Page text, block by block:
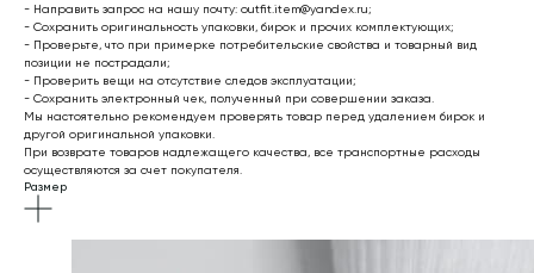
- Направить запрос на нашу почту: outfit.item@yandex.ru;
- Сохранить оригинальность упаковки, бирок и прочих комплектующих;
- Проверьте, что при примерке потребительские свойства и товарный вид
позиции не пострадали;
- Проверить вещи на отсутствие следов эксплуатации;
- Сохранить электронный чек, полученный при совершении заказа.
Мы настоятельно рекомендуем проверять товар перед удалением бирок и
другой оригинальной упаковки.
При возврате товаров надлежащего качества, все транспортные расходы
осуществляются за счет покупателя.
Размер